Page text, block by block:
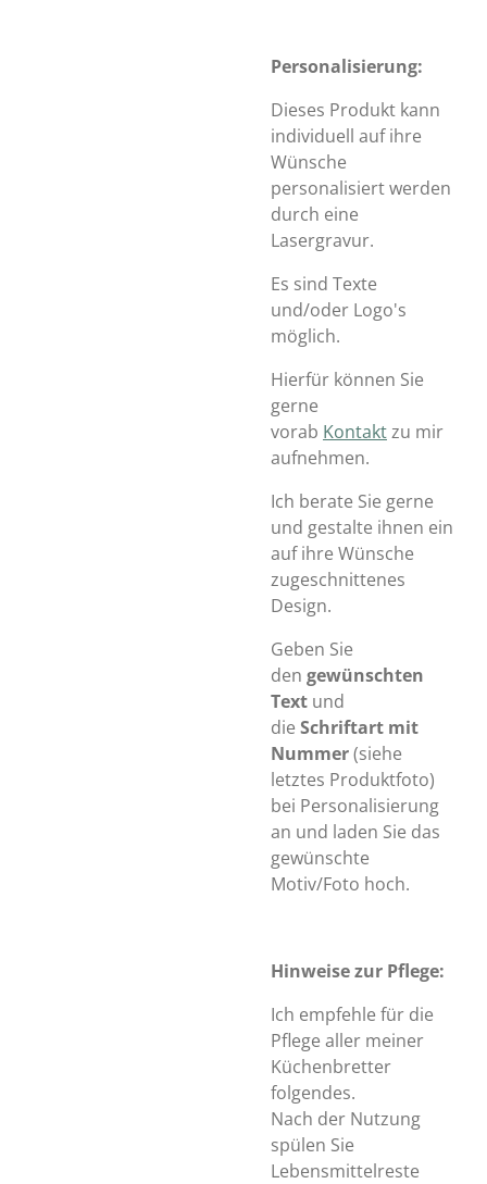
Personalisierung:
Dieses Produkt kann
individuell auf ihre
Wünsche
personalisiert werden
durch eine
Lasergravur.
Es sind Texte
und/oder Logo's
möglich.
Hierfür können Sie
gerne
vorab Kontaktzu mir
aufnehmen.
Ich berate Sie gerne
und gestalte ihnen ein
auf ihre Wünsche
zugeschnittenes
Design.
Geben Sie
den gewünschten
Text und
die Schriftart mit
Nummer(siehe
letztes Produktfoto)
bei Personalisierung
an und laden Sie das
gewünschte
Motiv/Foto hoch.
Hinweise zur Pflege:
Ich empfehle für die
Pflege aller meiner
Küchenbretter
folgendes.
Nach der Nutzung
spülen Sie
Lebensmittelreste